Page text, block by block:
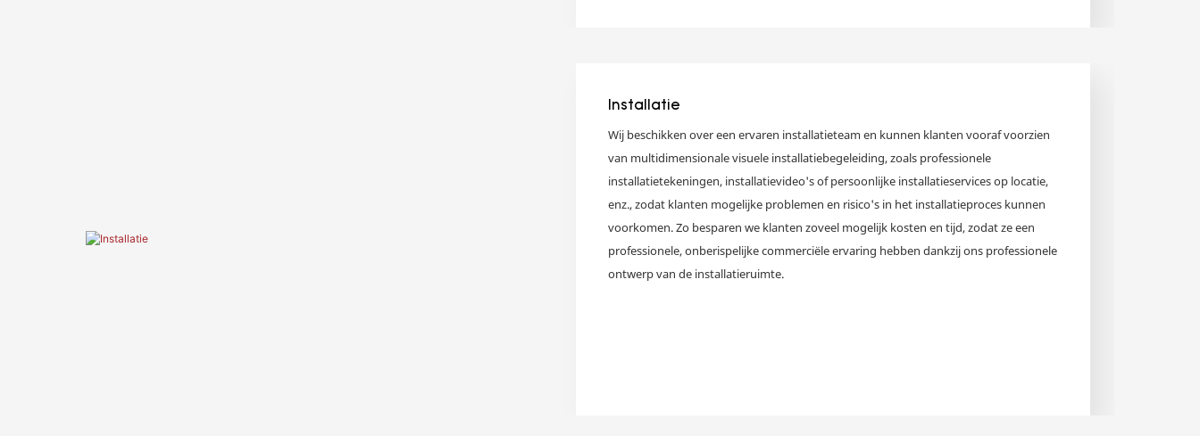
onderhoud uit te voeren.
Installatie
Wij beschikken over een ervaren installatieteam en kunnen klanten vooraf voorzien
van multidimensionale visuele installatiebegeleiding, zoals professionele
installatietekeningen, installatievideo's of persoonlijke installatieservices op locatie,
enz., zodat klanten mogelijke problemen en risico's in het installatieproces kunnen
voorkomen. Zo besparen we klanten zoveel mogelijk kosten en tijd, zodat ze een
professionele, onberispelijke commerciële ervaring hebben dankzij ons professionele
ontwerp van de installatieruimte.